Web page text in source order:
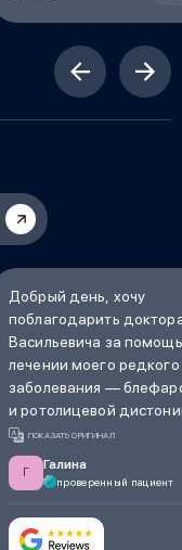
Добрый день, хочу
поблагодарить
Васильевича за
лечении моего редкого
заболевания —
и ротолицевой
сделали инъекции
дозе 100 единиц, и
третий день я начала
напряжение спало
ПОКАЗАТЬ ОРИГИНАЛ
Г
Галина
проверенный пациент